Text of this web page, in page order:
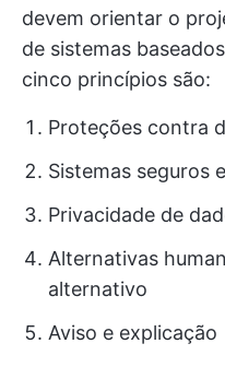
devem orientar o
de sistemas
cinco princípios são:
Proteções contra
Sistemas seguros
Privacidade de
Alternativas
alternativo
Aviso e explicação